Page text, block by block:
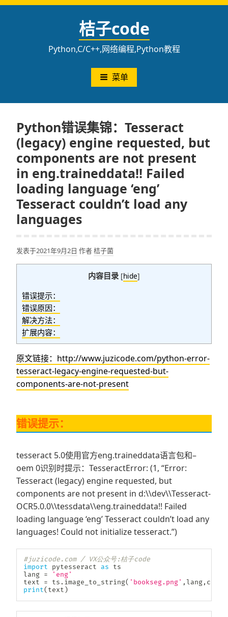
跳
桔子code
Python,C/C++,网络编程,Python教程
菜单
Python错误集锦：Tesseract
(legacy) engine requested, but
components are not present
in eng.traineddata!! Failed
loading language ‘eng’
Tesseract couldn’t load any
languages
发表于2021年9月2日 作者桔子菌
内容目录 [hide]
错误提示：
错误原因：
解决方法：
扩展内容：
原文链接：http://www.juzicode.com/python-error-
tesseract-legacy-engine-requested-but-
components-are-not-present
错误提示：
tesseract 5.0使用官方eng.traineddata语言包和–
oem 0识别时提示：TesseractError: (1, “Error:
Tesseract (legacy) engine requested, but
components are not present in d:\\dev\\Tesseract-
OCR5.0.0\\tessdata\\eng.traineddata!! Failed
loading language ‘eng’ Tesseract couldn’t load any
languages! Could not initialize tesseract.”)
#juzicode.com / VX公众号:桔子code
import pytesseract as ts
lang =
'eng'
text = ts . image_to_string( 'bookseg.png' ,lang,
print( text )